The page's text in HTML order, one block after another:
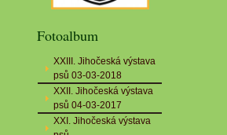
Fotoalbum
XXIII. Jihočeská výstava
psů 03-03-2018
XXII. Jihočeská výstava
psů 04-03-2017
XXI. Jihočeská výstava